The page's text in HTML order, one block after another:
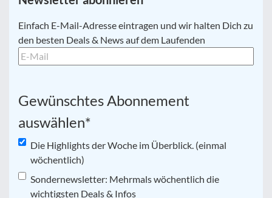
E-
Mail *
Einfach E-Mail-Adresse eintragen und wir halten Dich zu
den besten Deals & News auf dem Laufenden
Gewünschtes Abonnement
auswählen*
Die Highlights der Woche im Überblick. (einmal
wöchentlich)
Sondernewsletter: Mehrmals wöchentlich die
wichtigsten Deals & Infos